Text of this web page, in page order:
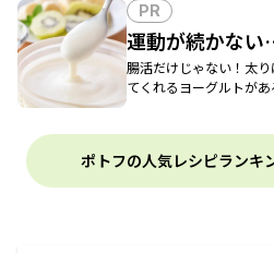
PR
運動が続かな
腸活だけじゃない！太
てくれるヨーグルトがあ
ポトフの人気レシピランキ